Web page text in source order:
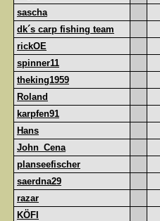
sascha
dk´s carp fishing team
rickOE
spinner11
theking1959
Roland
karpfen91
Hans
John_Cena
planseefischer
saerdna29
razar
KÖFI